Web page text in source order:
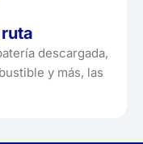
descargada,
y más, las